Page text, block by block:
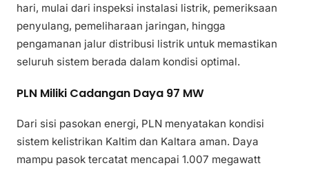
hari, mulai dari inspeksi instalasi listrik, pemeriksaan
penyulang, pemeliharaan jaringan, hingga
pengamanan jalur distribusi listrik untuk memastikan
seluruh sistem berada dalam kondisi optimal.
PLN Miliki Cadangan Daya 97 MW
Dari sisi pasokan energi, PLN menyatakan kondisi
sistem kelistrikan Kaltim dan Kaltara aman. Daya
mampu pasok tercatat mencapai 1.007 megawatt